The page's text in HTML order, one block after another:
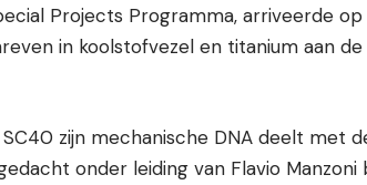
Projects Programma, arriveerde op
in koolstofvezel en titanium aan de
zijn mechanische DNA deelt met
onder leiding van Flavio Manzoni